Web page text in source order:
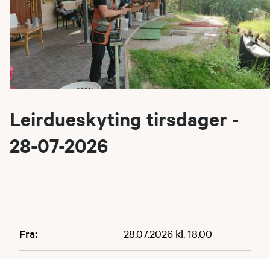
Leirdueskyting tirsdager -
28-07-2026
Fra: 28.07.2026 kl. 18.00